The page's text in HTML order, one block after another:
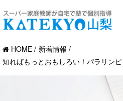
HOME
新着情報
知ればもっとおもしろい！パラリン